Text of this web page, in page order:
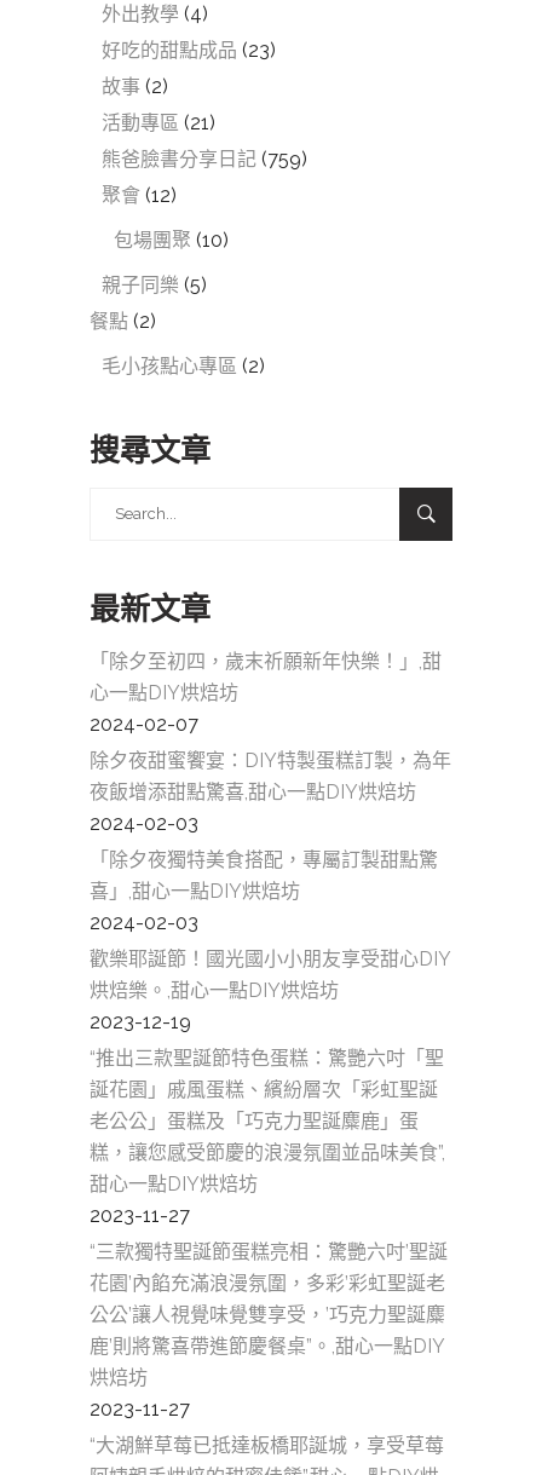
外出教學 (4)
好吃的甜點成品 (23)
故事 (2)
活動專區 (21)
熊爸臉書分享日記 (759)
聚會 (12)
包場團聚 (10)
親子同樂 (5)
餐點 (2)
毛小孩點心專區 (2)
搜尋文章
最新文章
「除夕至初四，歲末祈願新年快樂！」,甜
心一點DIY烘焙坊
2024-02-07
除夕夜甜蜜饗宴：DIY特製蛋糕訂製，為年
夜飯增添甜點驚喜,甜心一點DIY烘焙坊
2024-02-03
「除夕夜獨特美食搭配，專屬訂製甜點驚
喜」,甜心一點DIY烘焙坊
2024-02-03
歡樂耶誕節！國光國小小朋友享受甜心DIY
烘焙樂。,甜心一點DIY烘焙坊
2023-12-19
“推出三款聖誕節特色蛋糕：驚艷六吋「聖
誕花園」戚風蛋糕、繽紛層次「彩虹聖誕
老公公」蛋糕及「巧克力聖誕麋鹿」蛋
糕，讓您感受節慶的浪漫氛圍並品味美食”,
甜心一點DIY烘焙坊
2023-11-27
“三款獨特聖誕節蛋糕亮相：驚艷六吋’聖誕
花園’內餡充滿浪漫氛圍，多彩’彩虹聖誕老
公公’讓人視覺味覺雙享受，’巧克力聖誕麋
鹿’則將驚喜帶進節慶餐桌”。,甜心一點DIY
烘焙坊
2023-11-27
“大湖鮮草莓已抵達板橋耶誕城，享受草莓